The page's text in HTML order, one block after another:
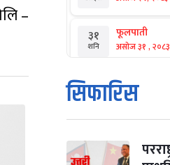
–
३१
शनि
फूलपाती
असोज ३१ , २०८३
१
आइत
कार्तिक
कार्तिक १, २०८३
मंगल कार्तिक ३, २०८३-
सिफारिस